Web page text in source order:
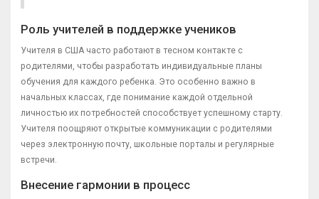
Роль учителей в поддержке учеников
Учителя в США часто работают в тесном контакте с
родителями, чтобы разработать индивидуальные планы
обучения для каждого ребенка. Это особенно важно в
начальных классах, где понимание каждой отдельной
личностью их потребностей способствует успешному старту.
Учителя поощряют открытые коммуникации с родителями
через электронную почту, школьные порталы и регулярные
встречи.
Внесение гармонии в процесс